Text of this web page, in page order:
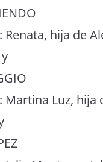
Renata, hija de
Martina Luz, hija